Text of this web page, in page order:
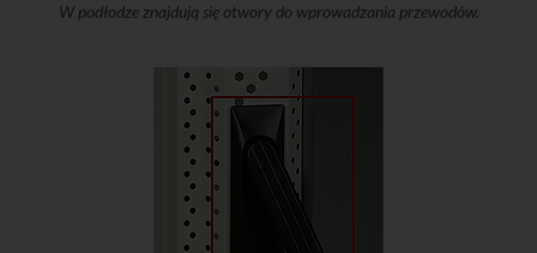
W podłodze znajdują się otwory do wprowadzania przewodów.